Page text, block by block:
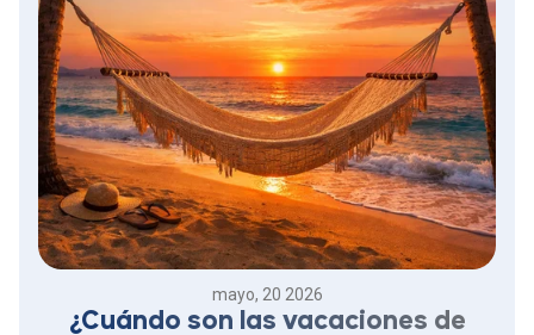
mayo, 20 2026
¿Cuándo son las vacaciones de